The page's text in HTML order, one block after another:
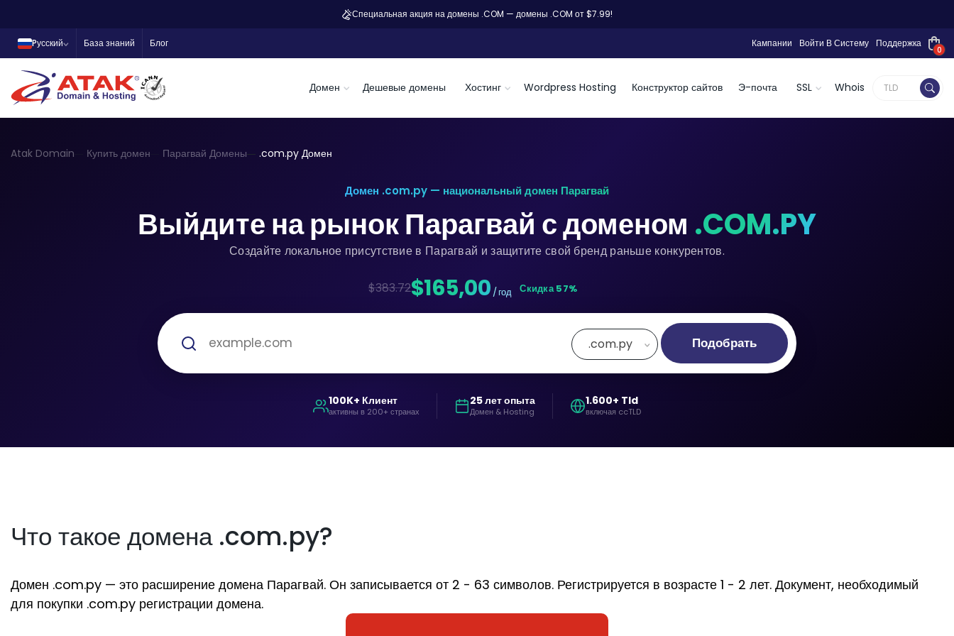
Специальная акция на домены .COM — домены .COM от $7.99!
Pусский База знаний Блог Кампании Войти В Систему Поддержка
0
Домен Дешевые домены Хостинг Wordpress Hosting Конструктор сайтов Э-почта SSL Whois
Atak Domain Купить домен Парагвай Домены .com.py Домен
Домен .com.py — национальный домен Парагвай
Выйдите на рынок Парагвай с доменом .COM.PY
Создайте локальное присутствие в Парагвай и защитите свой бренд раньше конкурентов.
$383.72$165,00 / год Скидка 57%
.com.py Подобрать
100K+ Клиент
активны в 200+ странах
25 лет опыта
Домен & Hosting
1.600+ Tld
включая ccTLD
Что такое домена .com.py?
Домен .com.py — это расширение домена Парагвай. Он записывается от 2 - 63 символов. Регистрируется в возрасте 1 - 2 лет. Документ, необходимый
для покупки .com.py регистрации домена.